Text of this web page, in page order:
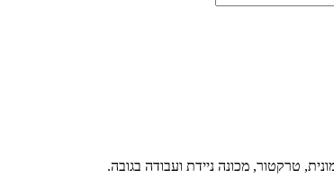
טרקטור, מכונה ניידת ועבודה בגובה.